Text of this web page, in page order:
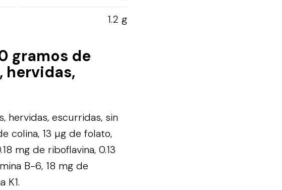
1.2 g
gramos de
hervidas,
hervidas, escurridas, sin
colina, 13 µg de folato,
mg de riboflavina, 0.13
B-6, 18 mg de
K1.